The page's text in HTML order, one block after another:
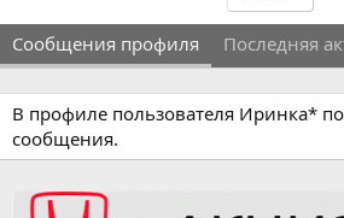
Сообщения профиля Последняя
В профиле пользователя Иринка*
сообщения.